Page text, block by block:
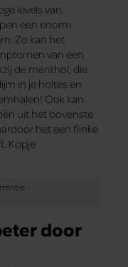
levels van
een enorm
Zo kan het
van een
de menthol, die
in je holtes en
Ook kan
uit het bovenste
het een flinke
Kopje
door